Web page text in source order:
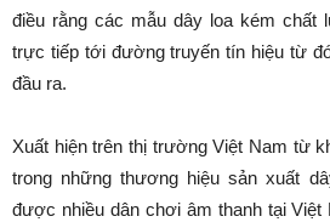
điều rằng các mẫu dây loa kém chất
trực tiếp tới đường truyến tín hiệu từ
đầu ra.
Xuất hiện trên thị trường Việt Nam từ
trong những thương hiệu sản xuất
được nhiều dân chơi âm thanh tại